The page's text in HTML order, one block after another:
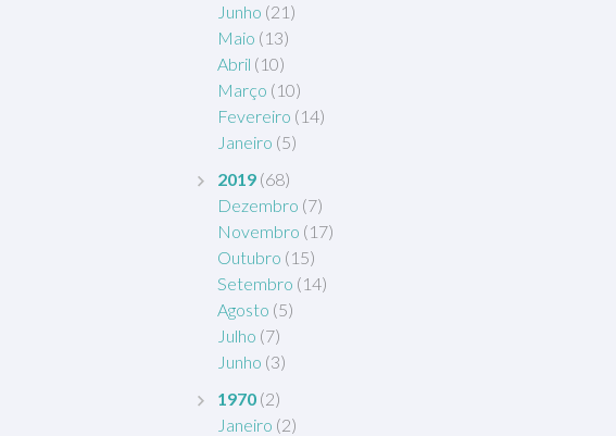
Junho (21)
Maio (13)
Abril (10)
Março (10)
Fevereiro (14)
Janeiro (5)
2019 (68)
Dezembro (7)
Novembro (17)
Outubro (15)
Setembro (14)
Agosto (5)
Julho (7)
Junho (3)
1970 (2)
Janeiro (2)